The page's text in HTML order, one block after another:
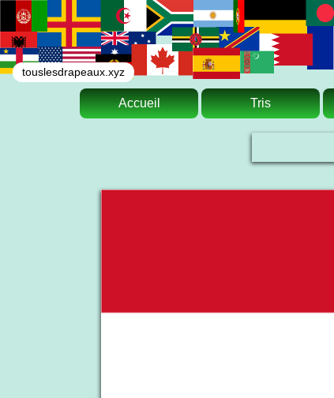
touslesdrapeaux.xyz
Accueil Tris